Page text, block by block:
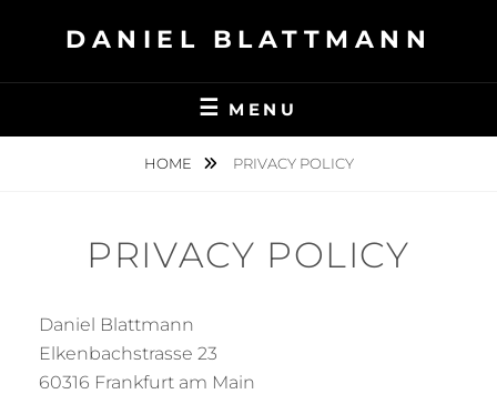
DANIEL BLATTMANN
MENU
HOME PRIVACY POLICY
PRIVACY POLICY
Daniel Blattmann
Elkenbachstrasse 23
60316 Frankfurt am Main